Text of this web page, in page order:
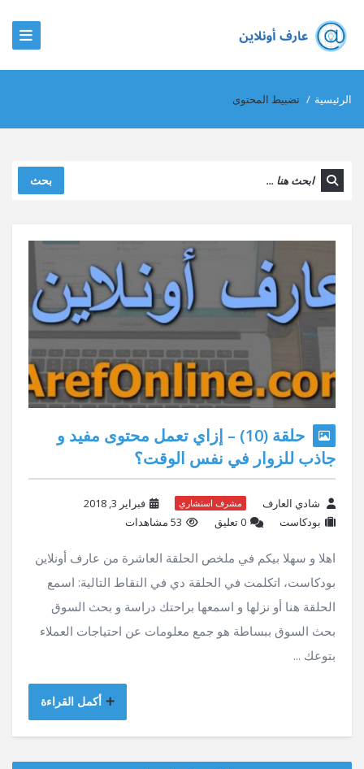
الرئيسية / تضبيط المحتوى
بحث
حلقة (10) – إزاي تعمل محتوى مفيد و
جاذب للزوار في نفس الوقت؟
شادي العارف مشرف استشاري
فبراير 3, 2018
بودكاست
‫0 تعليق 53 مشاهدات
اهلا و سهلا بيكم في ملخص الحلقة العاشرة من عارف أونلاين
بودكاست، اتكلمت في الحلقة دي في النقاط التالية: اسمع
الحلقة هنا أو نزلها و اسمعها براحتك دراسة و بحث السوق
بحث السوق ببساطة هو جمع معلومات عن احتياجات العملاء
بتوعك ...
أكمل القراءة